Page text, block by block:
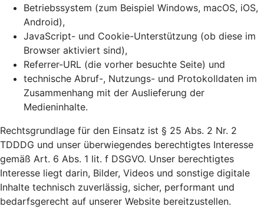
Betriebssystem (zum Beispiel Windows, macOS, iOS,
Android),
JavaScript- und Cookie-Unterstützung (ob diese im
Browser aktiviert sind),
Referrer-URL (die vorher besuchte Seite) und
technische Abruf-, Nutzungs- und Protokolldaten im
Zusammenhang mit der Auslieferung der
Medieninhalte.
Rechtsgrundlage für den Einsatz ist § 25 Abs. 2 Nr. 2
TDDDG und unser überwiegendes berechtigtes Interesse
gemäß Art. 6 Abs. 1 lit. f DSGVO. Unser berechtigtes
Interesse liegt darin, Bilder, Videos und sonstige digitale
Inhalte technisch zuverlässig, sicher, performant und
bedarfsgerecht auf unserer Website bereitzustellen.